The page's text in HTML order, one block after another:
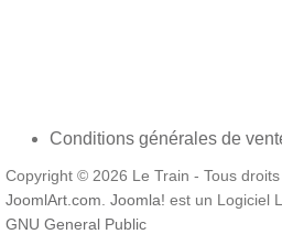
Conditions générales de
Copyright © 2026 Le Train - Tous
JoomlArt.com. Joomla! est un Logiciel
GNU General Public